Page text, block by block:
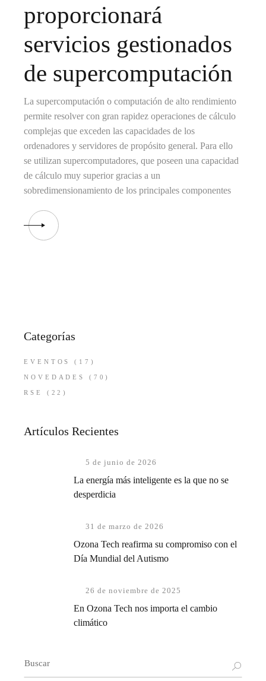
proporcionará
servicios gestionados
de supercomputación
La supercomputación o computación de alto rendimiento
permite resolver con gran rapidez operaciones de cálculo
complejas que exceden las capacidades de los
ordenadores y servidores de propósito general. Para ello
se utilizan supercomputadores, que poseen una capacidad
de cálculo muy superior gracias a un
sobredimensionamiento de los principales componentes
Categorías
EVENTOS (17)
NOVEDADES (70)
RSE (22)
Artículos Recientes
5 de junio de 2026
La energía más inteligente es la que no se
desperdicia
31 de marzo de 2026
Ozona Tech reafirma su compromiso con el
Día Mundial del Autismo
26 de noviembre de 2025
En Ozona Tech nos importa el cambio
climático
Buscar: